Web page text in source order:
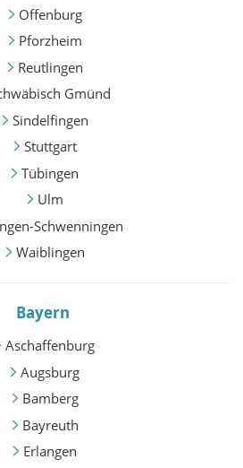
Offenburg
Pforzheim
Reutlingen
Gmünd
Sindelfingen
Stuttgart
Tübingen
Ulm
Schwenningen
Waiblingen
Bayern
Aschaffenburg
Augsburg
Bamberg
Bayreuth
Erlangen